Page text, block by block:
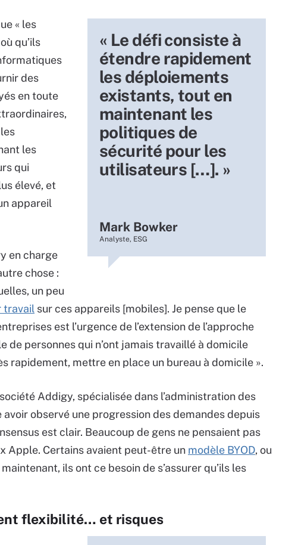
« Le défi consiste à
étendre rapidement
les déploiements
existants, tout en
maintenant les
politiques de
sécurité pour les
utilisateurs […]. »
Mark Bowker
Analyste, ESG
« les
qu’ils
des
en toute
les
qui
élevé, et
appareil
en charge
chose :
un peu
travail sur ces appareils [mobiles]. Je pense que le
est l’urgence de l’extension de l’approche
de personnes qui n’ont jamais travaillé à domicile
rapidement, mettre en place un bureau à domicile ».
Addigy, spécialisée dans l’administration des
observé une progression des demandes depuis
est clair. Beaucoup de gens ne pensaient pas
Apple. Certains avaient peut-être un modèle BYOD, ou
ils ont ce besoin de s’assurer qu’ils les
flexibilité… et risques